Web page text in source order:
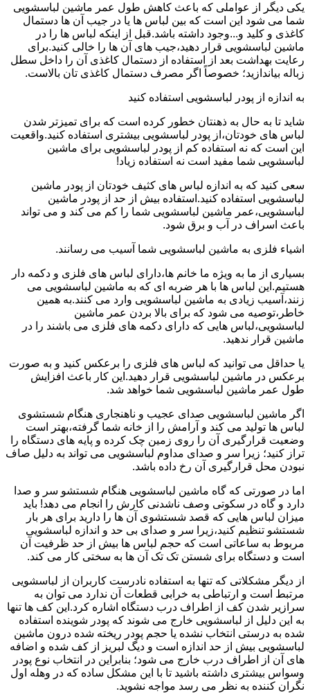
یکی دیگر از عواملی که باعث کاهش طول عمر ماشین لباسشویی
شما می شود این است که بین لباس ها یا در جیب آن ها دستمال
کاغذی و کلید و...وجود داشته باشد.قبل از اینکه لباس ها را در
ماشین لباسشویی قرار دهید،جیب های آن ها را خالی کنید.برای
رعایت بهداشت بعد از استفاده از دستمال کاغذی آن را داخل سطل
زباله بیاندازید؛ خصوصاً اگر مصرف دستمال کاغذی تان بالاست.
به اندازه از پودر لباسشویی استفاده کنید
شاید تا به حال به ذهنتان خطور کرده است که برای تمیزتر شدن
لباس های خودتان،از پودر لباسشویی بیشتری استفاده کنید.واقعیت
این است که نه استفاده کم از پودر لباسشویی برای ماشین
لباسشویی شما مفید است نه استفاده زیاد!
سعی کنید که به اندازه لباس های کثیف خودتان از پودر ماشین
لباسشویی استفاده کنید.استفاده بیش از حد از پودر ماشین
لباسشویی،عمر ماشین لباسشویی شما را کم می کند و می تواند
باعث اسراف در آب و برق شود.
اشیاء فلزی به ماشین لباسشویی شما آسیب می رسانند.
بسیاری از ما به ویژه ما خانم ها،دارای لباس های فلزی و دکمه دار
هستیم.این لباس ها با هر ضربه ای که به ماشین لباسشویی می
زنند،آسیب زیادی به ماشین لباسشویی وارد می کنند.به همین
خاطر،توصیه می شود که برای بالا بردن عمر ماشین
لباسشویی،لباس هایی که دارای دکمه های فلزی می باشند را در
ماشین قرار ندهید.
یا حداقل می توانید که لباس های فلزی را برعکس کنید و به صورت
برعکس در ماشین لباسشویی قرار دهید.این کار باعث افزایش
طول عمر ماشین لباسشویی شما خواهد شد.
اگر ماشین لباسشویی صدای عجیب و ناهنجاری هنگام شستشوی
لباس ها تولید می کند و آرامش را از خانه شما گرفته،بهتر است
وضعیت قرارگیری آن را روی زمین چک کرده و پایه های دستگاه را
تراز کنید؛ زیرا سر و صدای مداوم لباسشویی می تواند به دلیل صاف
نبودن محل قرارگیری آن رخ داده باشد.
اما در صورتی که گاه ماشین لباسشویی هنگام شستشو سر و صدا
دارد و گاه در سکوتی وصف ناشدنی کارش را انجام می دهد! باید
میزان لباس هایی که قصد شستشوی آن ها را دارید برای هر بار
شستشو تنظیم کنید،زیرا سر و صدای بی حد و اندازه لباسشویی
مربوط به ساعاتی است که حجم لباس ها بیش از حد ظرفیت آن
است و دستگاه برای شستن تک تک آن ها به سختی کار می کند.
از دیگر مشکلاتی که تنها به استفاده نادرست کاربران از لباسشویی
مرتبط است و ارتباطی به خرابی قطعات آن ندارد می توان به
سرازیر شدن کف از اطراف درب دستگاه اشاره کرد.این کف ها تنها
به این دلیل از لباسشویی خارج می شوند که پودر شوینده استفاده
شده به درستی انتخاب نشده یا حجم پودر ریخته شده درون ماشین
لباسشویی بیش از حد اندازه است و دیگ لبریز از کف شده و اضافه
های آن از اطراف درب خارج می شود؛ بنابراین در انتخاب نوع پودر
وسواس بیشتری داشته باشید تا با این مشکل ساده که در وهله اول
نگران کننده به نظر می رسد مواجه نشوید.